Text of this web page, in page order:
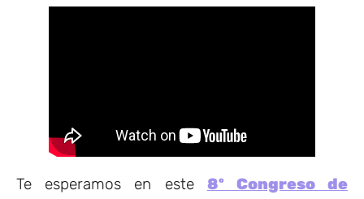
Te esperamos en este 8º Congreso de